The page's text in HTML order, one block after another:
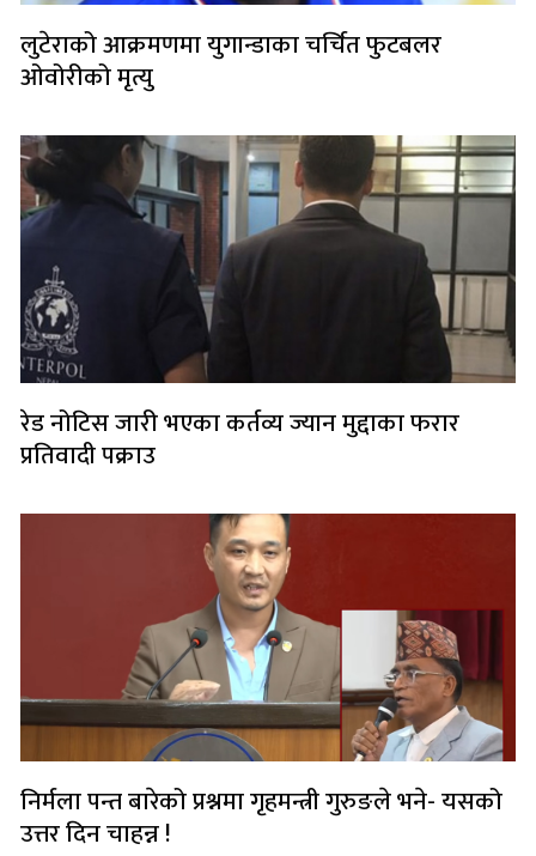
लुटेराको आक्रमणमा युगान्डाका चर्चित फुटबलर
ओवोरीको मृत्यु
रेड नोटिस जारी भएका कर्तव्य ज्यान मुद्दाका फरार
प्रतिवादी पक्राउ
निर्मला पन्त बारेको प्रश्नमा गृहमन्त्री गुरुङले भने- यसको
उत्तर दिन चाहन्न !